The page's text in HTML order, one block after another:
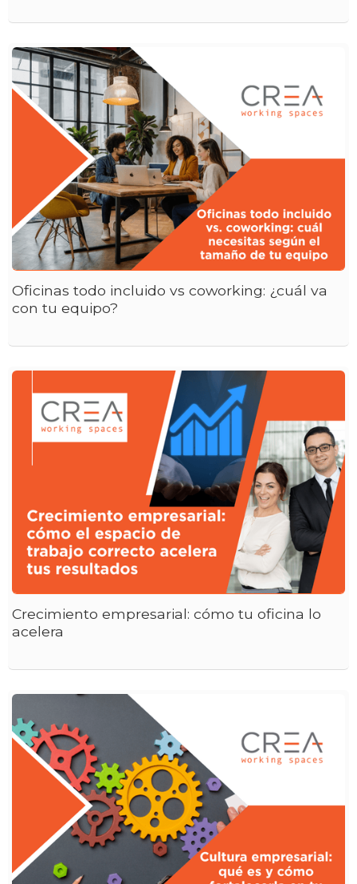
Oficinas todo incluido vs coworking: ¿cuál va
con tu equipo?
Crecimiento empresarial: cómo tu oficina lo
acelera